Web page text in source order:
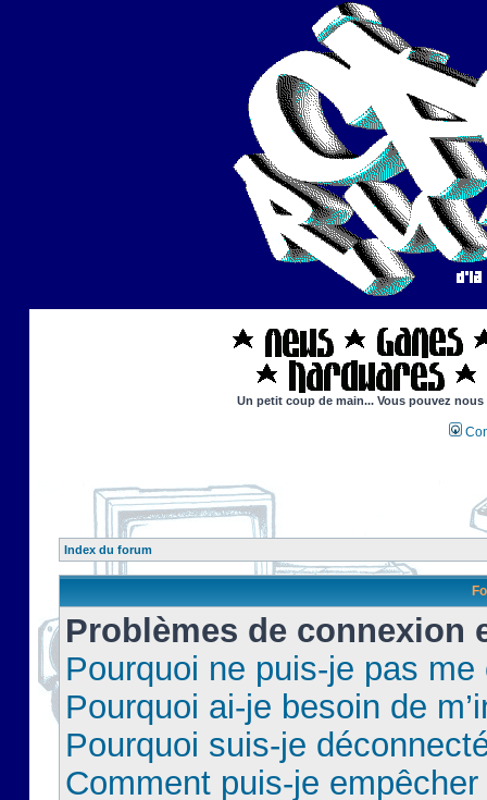
Un petit coup de main... Vous pouvez
Index du forum
Problèmes de connexion
Pourquoi ne puis-je pas
Pourquoi ai-je besoin de
Pourquoi suis-je
Comment puis-je